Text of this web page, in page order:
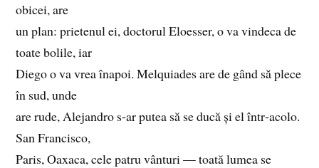
obicei, are
un plan: prietenul ei, doctorul Eloesser, o va vindeca de
toate bolile, iar
Diego o va vrea înapoi. Melquiades are de gând să plece
în sud, unde
are rude, Alejandro s‑ar putea să se ducă și el într‑acolo.
San Francisco,
Paris, Oaxaca, cele patru vânturi — toată lumea se